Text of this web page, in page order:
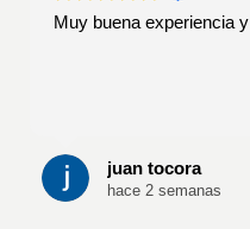
Muy buena experiencia
juan tocora
hace 2 semanas